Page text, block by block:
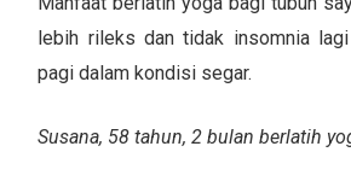
lebih rileks dan tidak insomnia
pagi dalam kondisi segar.
Susana, 58 tahun, 2 bulan berlatih